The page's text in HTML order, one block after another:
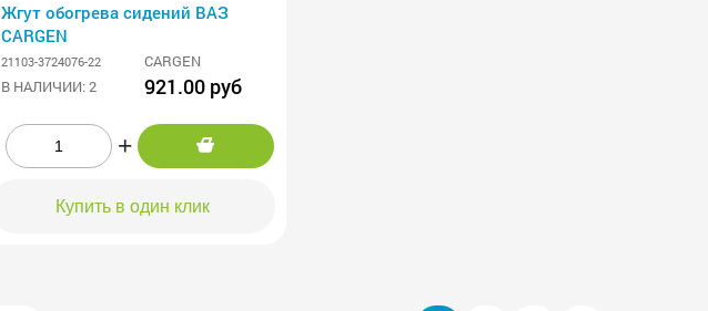
Жгут обогрева сидений ВАЗ
CARGEN
21103-3724076-22
CARGEN
В НАЛИЧИИ: 2
921.00 руб
+
Купить в один клик